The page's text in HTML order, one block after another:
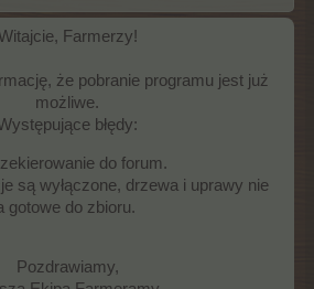
Farmerzy!
że pobranie programu jest już
możliwe.
błędy:​
do forum.
są wyłączone, drzewa i uprawy nie
gotowe do zbioru.
Pozdrawiamy,